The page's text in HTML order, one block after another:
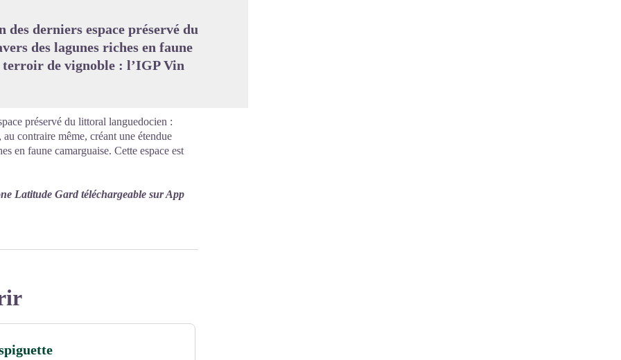
derniers espace préservé du
des lagunes riches en faune
terroir de vignoble : l’IGP Vin
préservé du littoral languedocien :
contraire même, créant une étendue
en faune camarguaise. Cette espace est
Latitude Gard téléchargeable sur App